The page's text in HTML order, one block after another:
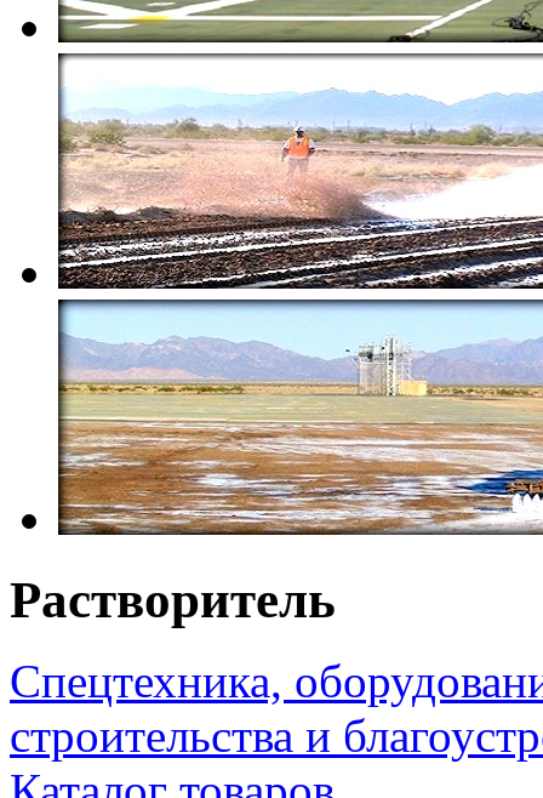
Растворитель
Спецтехника,
строительства и